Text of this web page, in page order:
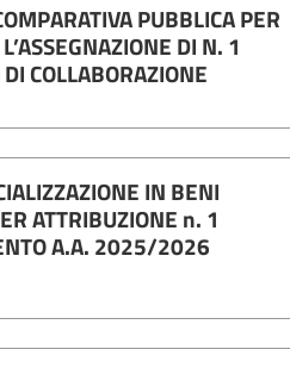
PUBBLICA PER
DI N. 1
COLLABORAZIONE
IN BENI
ATTRIBUZIONE n. 1
A.A. 2025/2026